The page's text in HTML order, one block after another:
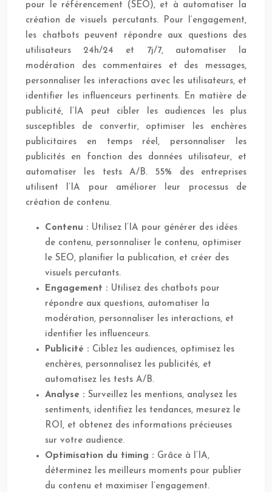
pour le référencement (SEO), et à automatiser la
création de visuels percutants. Pour l’engagement,
les chatbots peuvent répondre aux questions des
utilisateurs 24h/24 et 7j/7, automatiser la
modération des commentaires et des messages,
personnaliser les interactions avec les utilisateurs, et
identifier les influenceurs pertinents. En matière de
publicité, l’IA peut cibler les audiences les plus
susceptibles de convertir, optimiser les enchères
publicitaires en temps réel, personnaliser les
publicités en fonction des données utilisateur, et
automatiser les tests A/B. 55% des entreprises
utilisent l’IA pour améliorer leur processus de
création de contenu.
Contenu : Utilisez l’IA pour générer des idées
de contenu, personnaliser le contenu, optimiser
le SEO, planifier la publication, et créer des
visuels percutants.
Engagement : Utilisez des chatbots pour
répondre aux questions, automatiser la
modération, personnaliser les interactions, et
identifier les influenceurs.
Publicité : Ciblez les audiences, optimisez les
enchères, personnalisez les publicités, et
automatisez les tests A/B.
Analyse : Surveillez les mentions, analysez les
sentiments, identifiez les tendances, mesurez le
ROI, et obtenez des informations précieuses
sur votre audience.
Optimisation du timing : Grâce à l’IA,
déterminez les meilleurs moments pour publier
du contenu et maximiser l’engagement.